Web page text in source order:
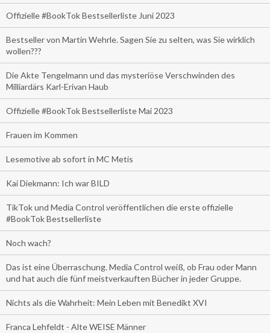
Offizielle #BookTok Bestsellerliste Juni 2023
Bestseller von Martin Wehrle. Sagen Sie zu selten, was Sie wirklich
wollen???
Die Akte Tengelmann und das mysteriöse Verschwinden des
Milliardärs Karl-Erivan Haub
Offizielle #BookTok Bestsellerliste Mai 2023
Frauen im Kommen
Lesemotive ab sofort in MC Metis
Kai Diekmann: Ich war BILD
TikTok und Media Control veröffentlichen die erste offizielle
#BookTok Bestsellerliste
Noch wach?
Das ist eine Überraschung. Media Control weiß, ob Frau oder Mann
und hat auch die fünf meistverkauften Bücher in jeder Gruppe.
Nichts als die Wahrheit: Mein Leben mit Benedikt XVI
Franca Lehfeldt - Alte WEISE Männer